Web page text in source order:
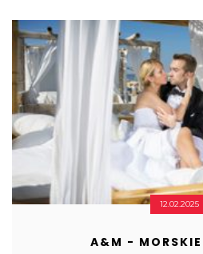
12.02.2025
A&M -